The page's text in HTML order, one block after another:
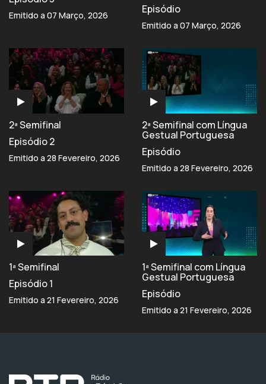
Emitido a 07 Março, 2026
Episódio
Emitido a 07 Março, 2026
2ª Semifinal
Episódio 2
Emitido a 28 Fevereiro, 2026
2ª Semifinal com Língua
Gestual Portuguesa
Episódio
Emitido a 28 Fevereiro, 2026
1ª Semifinal
Episódio 1
Emitido a 21 Fevereiro, 2026
1ª Semifinal com Língua
Gestual Portuguesa
Episódio
Emitido a 21 Fevereiro, 2026